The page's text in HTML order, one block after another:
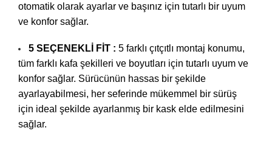
otomatik olarak ayarlar ve başınız için tutarlı bir uyum
ve konfor sağlar.
5 SEÇENEKLİ FİT : 5 farklı çıtçıtlı montaj konumu,
tüm farklı kafa şekilleri ve boyutları için tutarlı uyum ve
konfor sağlar. Sürücünün hassas bir şekilde
ayarlayabilmesi, her seferinde mükemmel bir sürüş
için ideal şekilde ayarlanmış bir kask elde edilmesini
sağlar.